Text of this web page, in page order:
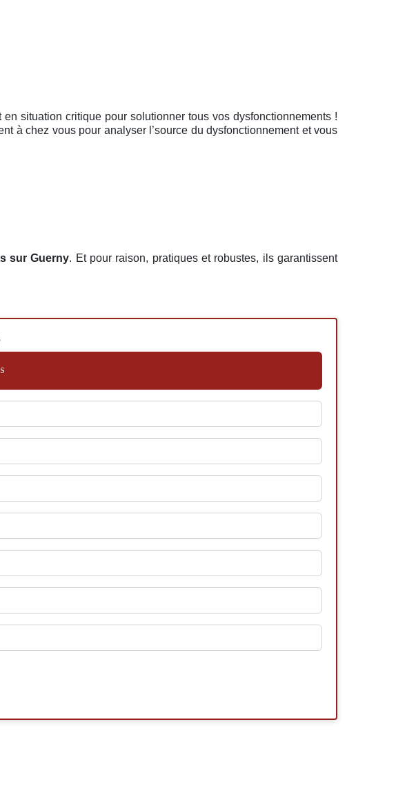
en situation critique pour solutionner tous vos dysfonctionnements !
à chez vous pour analyser l’source du dysfonctionnement et vous
sur Guerny. Et pour raison, pratiques et robustes, ils garantissent